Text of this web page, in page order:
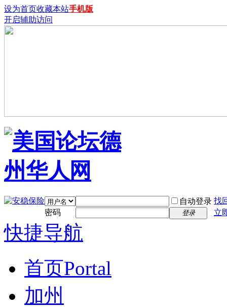
设为首页收藏本站手机版
开启辅助访问
自动登录 找
密码
登录 立
快捷导航
首页Portal
加州